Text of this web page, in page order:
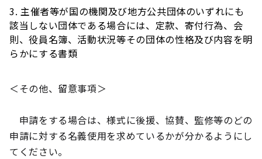
主催者等が国の機関及び地方公共団体のいずれにも
該当しない団体である場合には、定款、寄付行為、会
則、役員名簿、活動状況等その団体の性格及び内容を明
らかにする書類
＜その他、留意事項＞
申請をする場合は、様式に後援、協賛、監修等のどの
申請に対する名義使用を求めているかが分かるようにし
てください。